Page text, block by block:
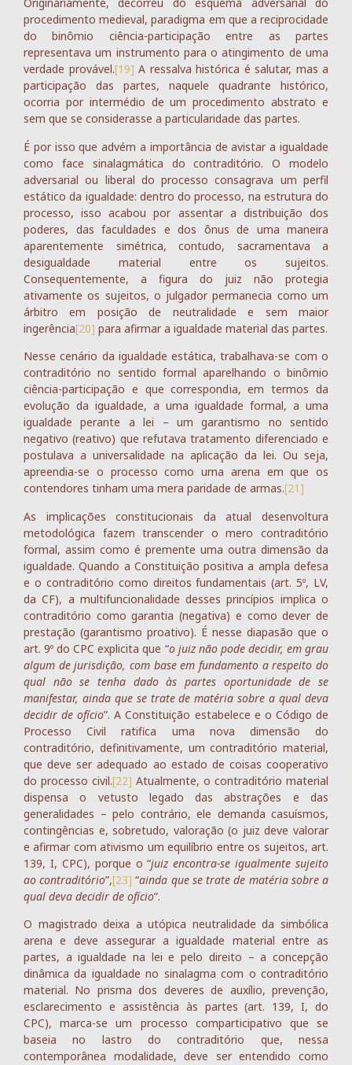
Originariamente, decorreu do esquema adversarial do
procedimento medieval, paradigma em que a reciprocidade
do binômio ciência-participação entre as partes
representava um instrumento para o atingimento de uma
verdade provável.[19] A ressalva histórica é salutar, mas a
participação das partes, naquele quadrante histórico,
ocorria por intermédio de um procedimento abstrato e
sem que se considerasse a particularidade das partes.
É por isso que advém a importância de avistar a igualdade
como face sinalagmática do contraditório. O modelo
adversarial ou liberal do processo consagrava um perfil
estático da igualdade: dentro do processo, na estrutura do
processo, isso acabou por assentar a distribuição dos
poderes, das faculdades e dos ônus de uma maneira
aparentemente simétrica, contudo, sacramentava a
desigualdade material entre os sujeitos.
Consequentemente, a figura do juiz não protegia
ativamente os sujeitos, o julgador permanecia como um
árbitro em posição de neutralidade e sem maior
ingerência[20] para afirmar a igualdade material das partes.
Nesse cenário da igualdade estática, trabalhava-se com o
contraditório no sentido formal aparelhando o binômio
ciência-participação e que correspondia, em termos da
evolução da igualdade, a uma igualdade formal, a uma
igualdade perante a lei – um garantismo no sentido
negativo (reativo) que refutava tratamento diferenciado e
postulava a universalidade na aplicação da lei. Ou seja,
apreendia-se o processo como uma arena em que os
contendores tinham uma mera paridade de armas.[21]
As implicações constitucionais da atual desenvoltura
metodológica fazem transcender o mero contraditório
formal, assim como é premente uma outra dimensão da
igualdade. Quando a Constituição positiva a ampla defesa
e o contraditório como direitos fundamentais (art. 5º, LV,
da CF), a multifuncionalidade desses princípios implica o
contraditório como garantia (negativa) e como dever de
prestação (garantismo proativo). É nesse diapasão que o
art. 9º do CPC explicita que “o juiz não pode decidir, em grau
algum de jurisdição, com base em fundamento a respeito do
qual não se tenha dado às partes oportunidade de se
manifestar, ainda que se trate de matéria sobre a qual deva
decidir de ofício”. A Constituição estabelece e o Código de
Processo Civil ratifica uma nova dimensão do
contraditório, definitivamente, um contraditório material,
que deve ser adequado ao estado de coisas cooperativo
do processo civil.[22] Atualmente, o contraditório material
dispensa o vetusto legado das abstrações e das
generalidades – pelo contrário, ele demanda casuísmos,
contingências e, sobretudo, valoração (o juiz deve valorar
e afirmar com ativismo um equilíbrio entre os sujeitos, art.
139, I, CPC), porque o “juiz encontra-se igualmente sujeito
ao contraditório”,[23] “ainda que se trate de matéria sobre a
qual deva decidir de ofício”.
O magistrado deixa a utópica neutralidade da simbólica
arena e deve assegurar a igualdade material entre as
partes, a igualdade na lei e pelo direito – a concepção
dinâmica da igualdade no sinalagma com o contraditório
material. No prisma dos deveres de auxílio, prevenção,
esclarecimento e assistência às partes (art. 139, I, do
CPC), marca-se um processo comparticipativo que se
baseia no lastro do contraditório que, nessa
contemporânea modalidade, deve ser entendido como